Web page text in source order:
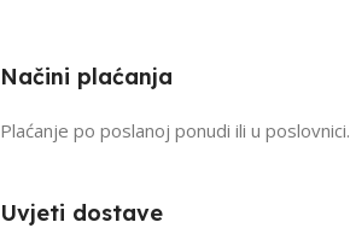
Načini plaćanja
Plaćanje po poslanoj ponudi ili u poslovnici.
Uvjeti dostave